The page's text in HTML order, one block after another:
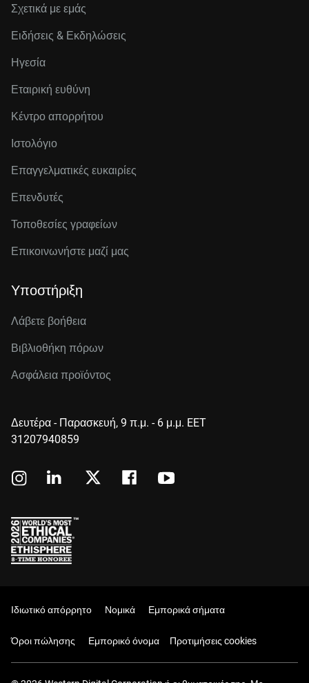
Σχετικά με εμάς
Ειδήσεις & Εκδηλώσεις
Ηγεσία
Εταιρική ευθύνη
Κέντρο απορρήτου
Ιστολόγιο
Επαγγελματικές ευκαιρίες
Επενδυτές
Τοποθεσίες γραφείων
Επικοινωνήστε μαζί μας
Υποστήριξη
Λάβετε βοήθεια
Βιβλιοθήκη πόρων
Ασφάλεια προϊόντος
Δευτέρα - Παρασκευή, 9 π.μ. - 6 μ.μ. EET
31207940859
Ιδιωτικό απόρρητο Νομικά Εμπορικά σήματα
Όροι πώλησης Εμπορικό όνομα Προτιμήσεις cookies